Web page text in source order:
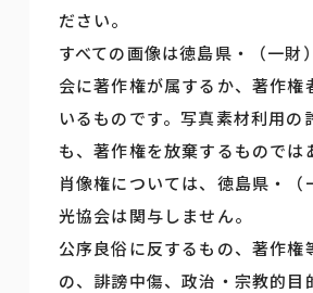
ださい。
すべての画像は徳島県・（一財
会に著作権が属するか、著作権
いるものです。写真素材利用の
も、著作権を放棄するものでは
肖像権については、徳島県・（
光協会は関与しません。
公序良俗に反するもの、著作権
の、誹謗中傷、政治・宗教的目